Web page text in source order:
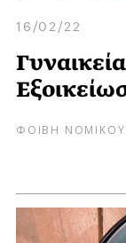
16/02/22
ΦΟΙΒΗ ΝΟΜΙΚΟΥ